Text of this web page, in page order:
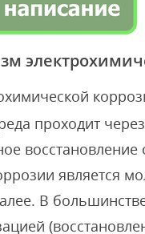
проходит
является
В